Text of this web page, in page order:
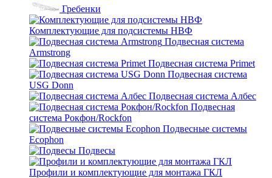
Гребенки
Комплектующие для подсистемы НВФ
Подвесная система
Armstrong
Подвесная система Primet
Подвесная система
USG Donn
Подвесная система Албес
Подвесная
система Рокфон/Rockfon
Подвесные системы
Ecophon
Подвесы
Профили и комплектующие для монтажа ГКЛ